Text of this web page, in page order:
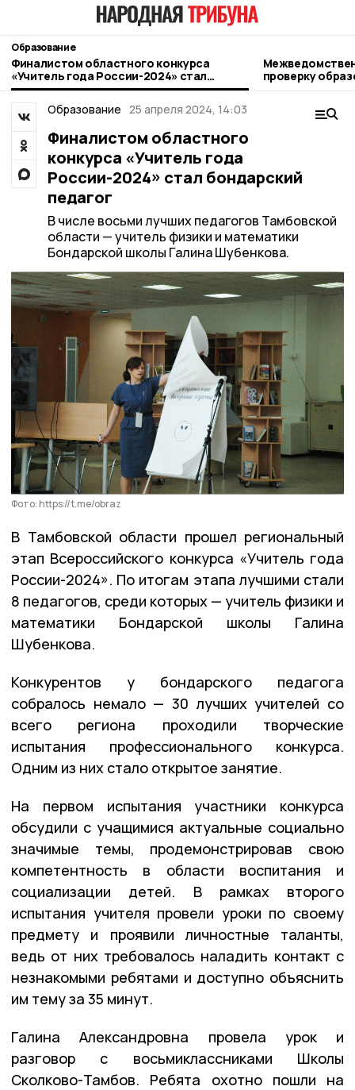
Образование
Финалистом областного конкурса
«Учитель года России-2024» стал
бондарский педагог
проверку
Бондарского
Образование 25 апреля 2024, 14:03
Финалистом областного
конкурса «Учитель года
России-2024» стал бондарский
педагог
В числе восьми лучших педагогов Тамбовской
области — учитель физики и математики
Бондарской школы Галина Шубенкова.
Фото: https://t.me/obraz
В Тамбовской области прошел региональный
этап Всероссийского конкурса «Учитель года
России-2024». По итогам этапа лучшими стали
8 педагогов, среди которых — учитель физики и
математики Бондарской школы Галина
Шубенкова.
Конкурентов у бондарского педагога
собралось немало — 30 лучших учителей со
всего региона проходили творческие
испытания профессионального конкурса.
Одним из них стало открытое занятие.
На первом испытания участники конкурса
обсудили с учащимися актуальные социально
значимые темы, продемонстрировав свою
компетентность в области воспитания и
социализации детей. В рамках второго
испытания учителя провели уроки по своему
предмету и проявили личностные таланты,
ведь от них требовалось наладить контакт с
незнакомыми ребятами и доступно объяснить
им тему за 35 минут.
Галина Александровна провела урок и
разговор с восьмиклассниками Школы
Сколково-Тамбов. Ребята охотно пошли на